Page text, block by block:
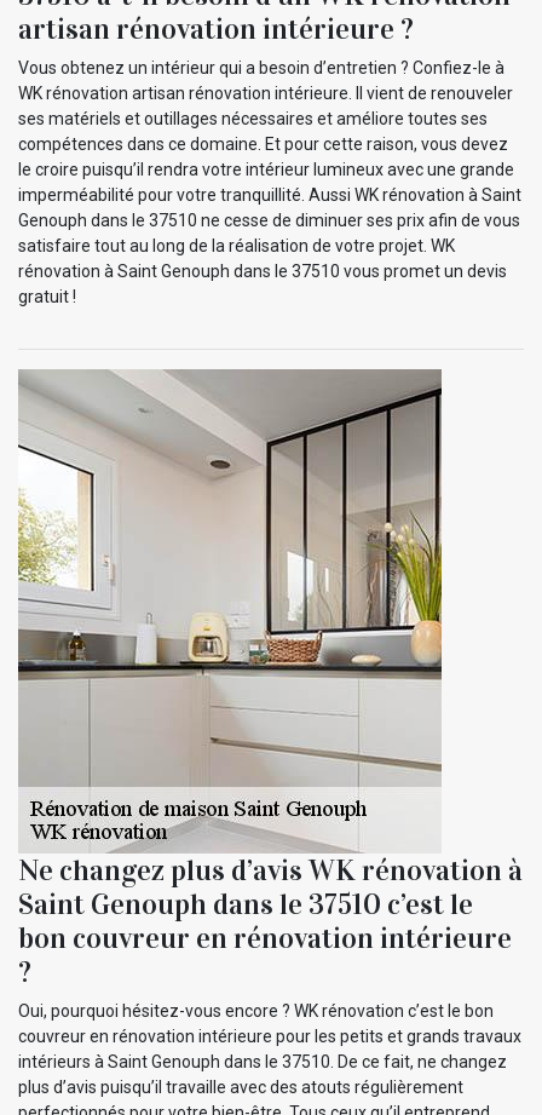
artisan rénovation intérieure ?
Vous obtenez un intérieur qui a besoin d’entretien ? Confiez-le à
WK rénovation artisan rénovation intérieure. Il vient de renouveler
ses matériels et outillages nécessaires et améliore toutes ses
compétences dans ce domaine. Et pour cette raison, vous devez
le croire puisqu’il rendra votre intérieur lumineux avec une grande
imperméabilité pour votre tranquillité. Aussi WK rénovation à Saint
Genouph dans le 37510 ne cesse de diminuer ses prix afin de vous
satisfaire tout au long de la réalisation de votre projet. WK
rénovation à Saint Genouph dans le 37510 vous promet un devis
gratuit !
Ne changez plus d’avis WK rénovation à
Saint Genouph dans le 37510 c’est le
bon couvreur en rénovation intérieure
?
Oui, pourquoi hésitez-vous encore ? WK rénovation c’est le bon
couvreur en rénovation intérieure pour les petits et grands travaux
intérieurs à Saint Genouph dans le 37510. De ce fait, ne changez
plus d’avis puisqu’il travaille avec des atouts régulièrement